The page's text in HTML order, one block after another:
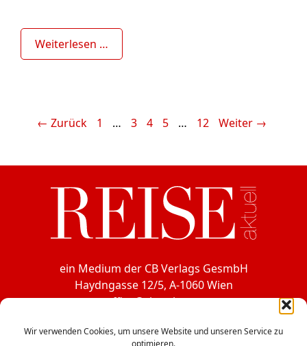
Wir verwenden Cookies, um unsere Website und unseren Service zu
optimieren.
Weiterlesen …
← Zurück Seite
1 … Seite
3 Seite
4 Seite
5 … Seite
12 Weiter →
ein Medium der CB Verlags GesmbH
Haydngasse 12/5, A-1060 Wien
office@cbverlag.at
Fax +43-1-597 49 85-15